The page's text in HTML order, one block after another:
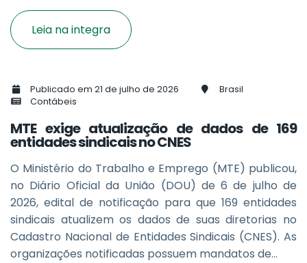
Leia na integra
Publicado em 21 de julho de 2026
Brasil
Contábeis
MTE exige atualização de dados de 169
entidades sindicais no CNES
O Ministério do Trabalho e Emprego (MTE) publicou,
no Diário Oficial da União (DOU) de 6 de julho de
2026, edital de notificação para que 169 entidades
sindicais atualizem os dados de suas diretorias no
Cadastro Nacional de Entidades Sindicais (CNES). As
organizações notificadas possuem mandatos de...